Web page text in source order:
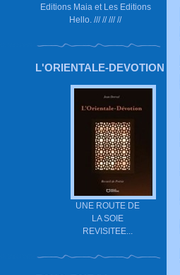
Editions Maia et Les Editions
Hello. /// // /// //
L'ORIENTALE-DEVOTION
UNE ROUTE DE
LA SOIE
REVISITEE...